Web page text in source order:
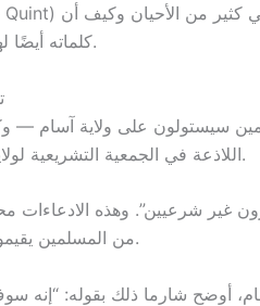
كلماته أيضًا لها آثار على أرض الواقع.
سيستولون على ولاية آسام —
اللاذعة في الجمعية التشريعية لولاية آسام قبل بضعة أيام.
غير شرعيين”. وهذه الادعاءات
من المسلمين يقيمون في آسام منذ أجيال.
أوضح شارما ذلك بقوله: “إنه